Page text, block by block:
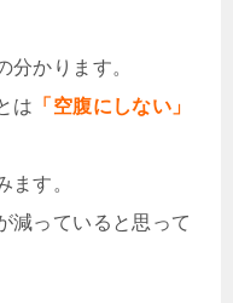
分かります。
は 「空腹にしない」
ます。
減っていると思って